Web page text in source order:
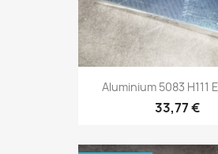
Aluminium 5083 H111
33,77 €